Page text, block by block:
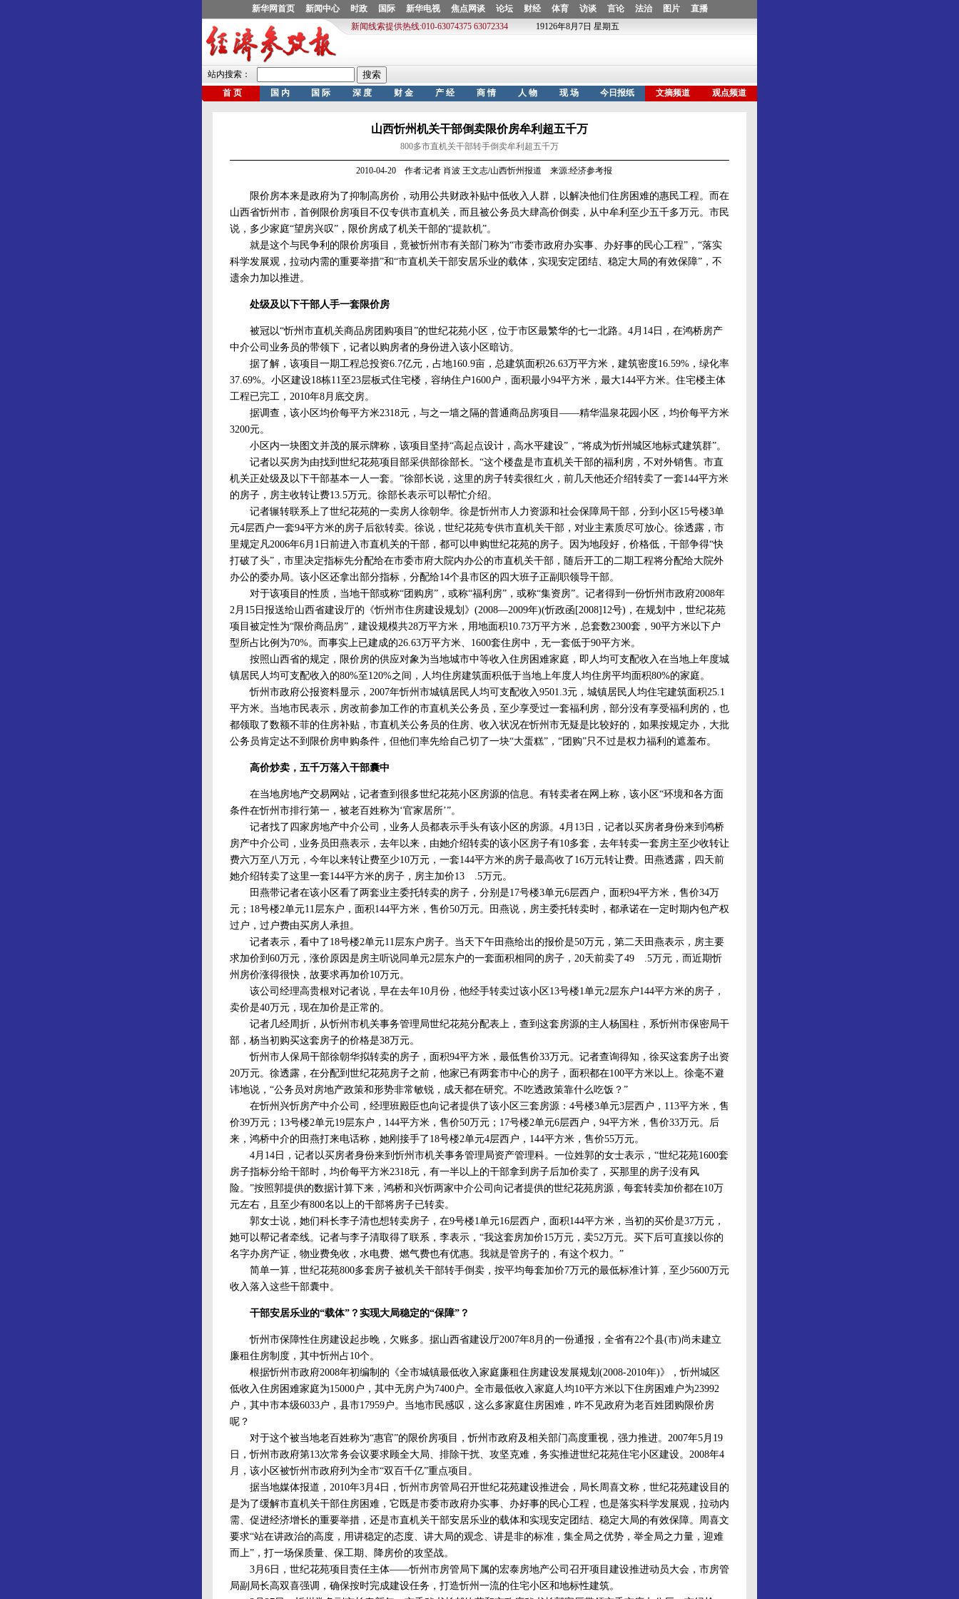
山西忻州机关干部倒卖限价房牟利超五千万
800多市直机关干部转手倒卖牟利超五千万
2010-04-20 作者:记者 肖波 王文志/山西忻州报道 来源:经济参考报
限价房本来是政府为了抑制高房价，动用公共财政补贴中低收入人群，以解决他们住房困难的惠民工程。而在
山西省忻州市，首例限价房项目不仅专供市直机关，而且被公务员大肆高价倒卖，从中牟利至少五千多万元。市民
说，多少家庭“望房兴叹”，限价房成了机关干部的“提款机”。
就是这个与民争利的限价房项目，竟被忻州市有关部门称为“市委市政府办实事、办好事的民心工程”，“落实
科学发展观，拉动内需的重要举措”和“市直机关干部安居乐业的载体，实现安定团结、稳定大局的有效保障”，不
遗余力加以推进。
处级及以下干部人手一套限价房
被冠以“忻州市直机关商品房团购项目”的世纪花苑小区，位于市区最繁华的七一北路。4月14日，在鸿桥房产
中介公司业务员的带领下，记者以购房者的身份进入该小区暗访。
据了解，该项目一期工程总投资6.7亿元，占地160.9亩，总建筑面积26.63万平方米，建筑密度16.59%，绿化率
37.69%。小区建设18栋11至23层板式住宅楼，容纳住户1600户，面积最小94平方米，最大144平方米。住宅楼主体
工程已完工，2010年8月底交房。
据调查，该小区均价每平方米2318元，与之一墙之隔的普通商品房项目——精华温泉花园小区，均价每平方米
3200元。
小区内一块图文并茂的展示牌称，该项目坚持“高起点设计，高水平建设”，“将成为忻州城区地标式建筑群”。
记者以买房为由找到世纪花苑项目部采供部徐部长。“这个楼盘是市直机关干部的福利房，不对外销售。市直
机关正处级及以下干部基本一人一套。”徐部长说，这里的房子转卖很红火，前几天他还介绍转卖了一套144平方米
的房子，房主收转让费13.5万元。徐部长表示可以帮忙介绍。
记者辗转联系上了世纪花苑的一卖房人徐朝华。徐是忻州市人力资源和社会保障局干部，分到小区15号楼3单
元4层西户一套94平方米的房子后欲转卖。徐说，世纪花苑专供市直机关干部，对业主素质尽可放心。徐透露，市
里规定凡2006年6月1日前进入市直机关的干部，都可以申购世纪花苑的房子。因为地段好，价格低，干部争得“快
打破了头”，市里决定指标先分配给在市委市府大院内办公的市直机关干部，随后开工的二期工程将分配给大院外
办公的委办局。该小区还拿出部分指标，分配给14个县市区的四大班子正副职领导干部。
对于该项目的性质，当地干部或称“团购房”，或称“福利房”，或称“集资房”。记者得到一份忻州市政府2008年
2月15日报送给山西省建设厅的《忻州市住房建设规划》(2008—2009年)(忻政函[2008]12号)，在规划中，世纪花苑
项目被定性为“限价商品房”，建设规模共28万平方米，用地面积10.73万平方米，总套数2300套，90平方米以下户
型所占比例为70%。而事实上已建成的26.63万平方米、1600套住房中，无一套低于90平方米。
按照山西省的规定，限价房的供应对象为当地城市中等收入住房困难家庭，即人均可支配收入在当地上年度城
镇居民人均可支配收入的80%至120%之间，人均住房建筑面积低于当地上年度人均住房平均面积80%的家庭。
忻州市政府公报资料显示，2007年忻州市城镇居民人均可支配收入9501.3元，城镇居民人均住宅建筑面积25.1
平方米。当地市民表示，房改前参加工作的市直机关公务员，至少享受过一套福利房，部分没有享受福利房的，也
都领取了数额不菲的住房补贴，市直机关公务员的住房、收入状况在忻州市无疑是比较好的，如果按规定办，大批
公务员肯定达不到限价房申购条件，但他们率先给自己切了一块“大蛋糕”，“团购”只不过是权力福利的遮羞布。
高价炒卖，五千万落入干部囊中
在当地房地产交易网站，记者查到很多世纪花苑小区房源的信息。有转卖者在网上称，该小区“环境和各方面
条件在忻州市排行第一，被老百姓称为‘官家居所’”。
记者找了四家房地产中介公司，业务人员都表示手头有该小区的房源。4月13日，记者以买房者身份来到鸿桥
房产中介公司，业务员田燕表示，去年以来，由她介绍转卖的该小区房子有10多套，去年转卖一套房主至少收转让
费六万至八万元，今年以来转让费至少10万元，一套144平方米的房子最高收了16万元转让费。田燕透露，四天前
她介绍转卖了这里一套144平方米的房子，房主加价13 .5万元。
田燕带记者在该小区看了两套业主委托转卖的房子，分别是17号楼3单元6层西户，面积94平方米，售价34万
元；18号楼2单元11层东户，面积144平方米，售价50万元。田燕说，房主委托转卖时，都承诺在一定时期内包产权
过户，过户费由买房人承担。
记者表示，看中了18号楼2单元11层东户房子。当天下午田燕给出的报价是50万元，第二天田燕表示，房主要
求加价到60万元，涨价原因是房主听说同单元2层东户的一套面积相同的房子，20天前卖了49 .5万元，而近期忻
州房价涨得很快，故要求再加价10万元。
该公司经理高贵根对记者说，早在去年10月份，他经手转卖过该小区13号楼1单元2层东户144平方米的房子，
卖价是40万元，现在加价是正常的。
记者几经周折，从忻州市机关事务管理局世纪花苑分配表上，查到这套房源的主人杨国柱，系忻州市保密局干
部，杨当初购买这套房子的价格是38万元。
忻州市人保局干部徐朝华拟转卖的房子，面积94平方米，最低售价33万元。记者查询得知，徐买这套房子出资
20万元。徐透露，在分配到世纪花苑房子之前，他家已有两套市中心的房子，面积都在100平方米以上。徐毫不避
讳地说，“公务员对房地产政策和形势非常敏锐，成天都在研究。不吃透政策靠什么吃饭？”
在忻州兴忻房产中介公司，经理班殿臣也向记者提供了该小区三套房源：4号楼3单元3层西户，113平方米，售
价39万元；13号楼2单元19层东户，144平方米，售价50万元；17号楼2单元6层西户，94平方米，售价33万元。后
来，鸿桥中介的田燕打来电话称，她刚接手了18号楼2单元4层西户，144平方米，售价55万元。
4月14日，记者以买房者身份来到忻州市机关事务管理局资产管理科。一位姓郭的女士表示，“世纪花苑1600套
房子指标分给干部时，均价每平方米2318元，有一半以上的干部拿到房子后加价卖了，买那里的房子没有风
险。”按照郭提供的数据计算下来，鸿桥和兴忻两家中介公司向记者提供的世纪花苑房源，每套转卖加价都在10万
元左右，且至少有800名以上的干部将房子已转卖。
郭女士说，她们科长李子清也想转卖房子，在9号楼1单元16层西户，面积144平方米，当初的买价是37万元，
她可以帮记者牵线。记者与李子清取得了联系，李表示，“我这套房加价15万元，卖52万元。买下后可直接以你的
名字办房产证，物业费免收，水电费、燃气费也有优惠。我就是管房子的，有这个权力。”
简单一算，世纪花苑800多套房子被机关干部转手倒卖，按平均每套加价7万元的最低标准计算，至少5600万元
收入落入这些干部囊中。
干部安居乐业的“载体”？实现大局稳定的“保障”？
忻州市保障性住房建设起步晚，欠账多。据山西省建设厅2007年8月的一份通报，全省有22个县(市)尚未建立
廉租住房制度，其中忻州占10个。
根据忻州市政府2008年初编制的《全市城镇最低收入家庭廉租住房建设发展规划(2008-2010年)》，忻州城区
低收入住房困难家庭为15000户，其中无房户为7400户。全市最低收入家庭人均10平方米以下住房困难户为23992
户，其中市本级6033户，县市17959户。当地市民感叹，这么多家庭住房困难，咋不见政府为老百姓团购限价房
呢？
对于这个被当地老百姓称为“惠官”的限价房项目，忻州市政府及相关部门高度重视，强力推进。2007年5月19
日，忻州市政府第13次常务会议要求顾全大局、排除干扰、攻坚克难，务实推进世纪花苑住宅小区建设。2008年4
月，该小区被忻州市政府列为全市“双百千亿”重点项目。
据当地媒体报道，2010年3月4日，忻州市房管局召开世纪花苑建设推进会，局长周喜文称，世纪花苑建设目的
是为了缓解市直机关干部住房困难，它既是市委市政府办实事、办好事的民心工程，也是落实科学发展观，拉动内
需、促进经济增长的重要举措，还是市直机关干部安居乐业的载体和实现安定团结、稳定大局的有效保障。周喜文
要求“站在讲政治的高度，用讲稳定的态度、讲大局的观念、讲是非的标准，集全局之优势，举全局之力量，迎难
而上”，打一场保质量、保工期、降房价的攻坚战。
3月6日，世纪花苑项目责任主体——忻州市房管局下属的宏泰房地产公司召开项目建设推进动员大会，市房管
局副局长高双喜强调，确保按时完成建设任务，打造忻州一流的住宅小区和地标性建筑。